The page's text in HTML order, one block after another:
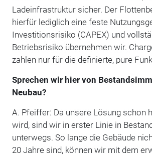
Ladeinfrastruktur sicher. Der
hierfür lediglich eine feste
Investitionsrisiko (CAPEX) und
Betriebsrisiko übernehmen wir.
zahlen nur für die definierte, pure
Sprechen wir hier von
Neubau?
A. Pfeiffer: Da unsere Lösung schon
wird, sind wir in erster Linie in
unterwegs. So lange die Gebäude
20 Jahre sind, können wir mit dem